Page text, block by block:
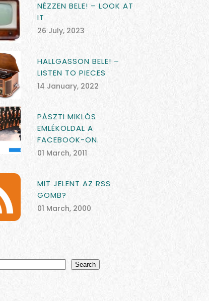
NÉZZEN BELE! – LOOK AT
IT
26 July, 2023
HALLGASSON BELE! –
LISTEN TO PIECES
14 January, 2022
PÁSZTI MIKLÓS
EMLÉKOLDAL A
FACEBOOK-ON.
01 March, 2011
MIT JELENT AZ RSS
GOMB?
01 March, 2000
Search